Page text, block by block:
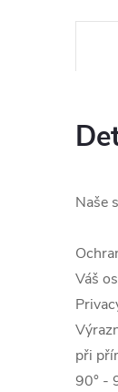
Naše
Váš
při
90° -